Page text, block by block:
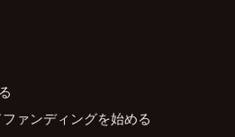
ァンディングを始める